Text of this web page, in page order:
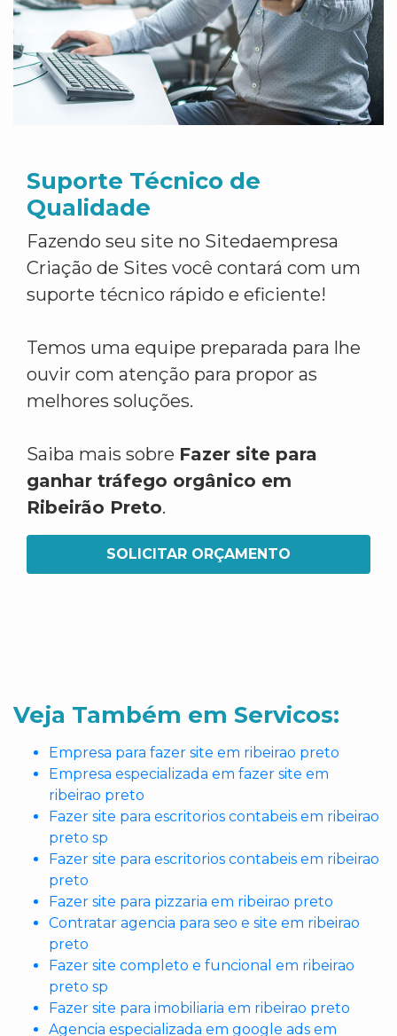
Suporte Técnico de
Qualidade
Fazendo seu site no Sitedaempresa
Criação de Sites você contará com um
suporte técnico rápido e eficiente!
Temos uma equipe preparada para lhe
ouvir com atenção para propor as
melhores soluções.
Saiba mais sobre Fazer site para
ganhar tráfego orgânico em
Ribeirão Preto.
SOLICITAR ORÇAMENTO
Veja Também em Servicos:
Empresa para fazer site em ribeirao preto
Empresa especializada em fazer site em
ribeirao preto
Fazer site para escritorios contabeis em ribeirao
preto sp
Fazer site para escritorios contabeis em ribeirao
preto
Fazer site para pizzaria em ribeirao preto
Contratar agencia para seo e site em ribeirao
preto
Fazer site completo e funcional em ribeirao
preto sp
Fazer site para imobiliaria em ribeirao preto
Agencia especializada em google ads em